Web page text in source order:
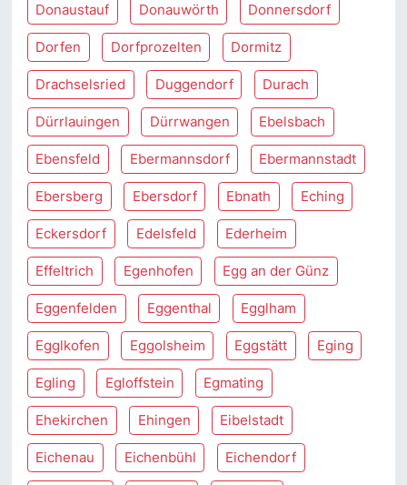
Donaustauf Donauwörth Donnersdorf
Dorfen Dorfprozelten Dormitz
Drachselsried Duggendorf Durach
Dürrlauingen Dürrwangen Ebelsbach
Ebensfeld Ebermannsdorf Ebermannstadt
Ebersberg Ebersdorf Ebnath Eching
Eckersdorf Edelsfeld Ederheim
Effeltrich Egenhofen Egg an der Günz
Eggenfelden Eggenthal Egglham
Egglkofen Eggolsheim Eggstätt Eging
Egling Egloffstein Egmating
Ehekirchen Ehingen Eibelstadt
Eichenau Eichenbühl Eichendorf